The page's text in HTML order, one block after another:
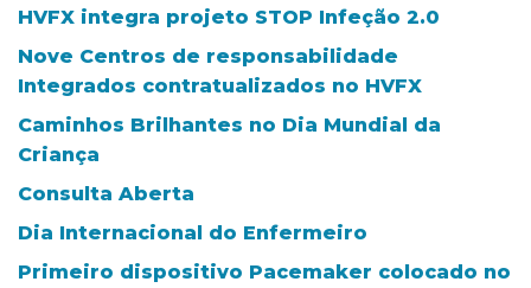
HVFX integra projeto STOP Infeção 2.0
Nove Centros de responsabilidade
Integrados contratualizados no HVFX
Caminhos Brilhantes no Dia Mundial da
Criança
Consulta Aberta
Dia Internacional do Enfermeiro
Primeiro dispositivo Pacemaker colocado no